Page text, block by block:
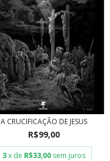
A CRUCIFICAÇÃO DE JESUS
R$99,00
3x de R$33,00 sem juros